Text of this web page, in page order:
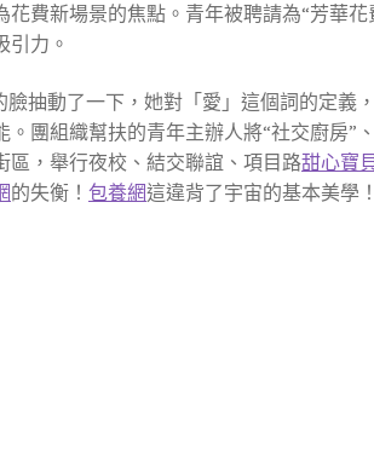
花費新場景的焦點。青年被聘請為“芳華
引力。
抽動了一下，她對「愛」這個詞的定義
。團組織幫扶的‌‌‌‌青年主辦人將“社交廚房”
區，舉行夜校、結交聯誼、項目路甜心寶
的失衡！包養網這違背了宇宙的基本美學